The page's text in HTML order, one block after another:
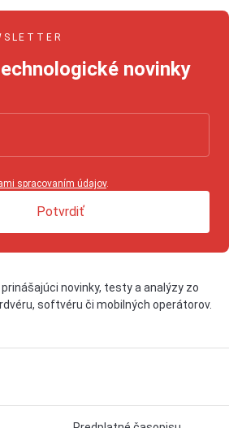
novinky
spracovaním údajov.
Potvrdiť
novinky, testy a analýzy zo
softvéru či mobilných operátorov.